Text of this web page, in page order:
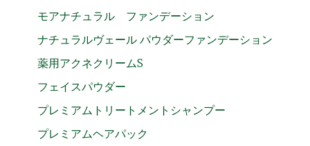
モアナチュラル ファンデーション
ナチュラルヴェール パウダーファンデーション
薬用アクネクリームS
フェイスパウダー
プレミアムトリートメントシャンプー
プレミアムヘアパック